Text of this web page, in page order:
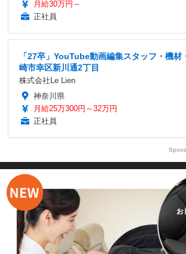
月給30万円～
正社員
「27卒」YouTube動画編集スタッフ・機材
崎市幸区新川通2丁目
株式会社Le Lien
神奈川県
月給25万300円～32万円
正社員